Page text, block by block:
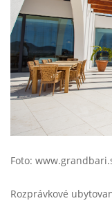
Foto:
Rozprávkové